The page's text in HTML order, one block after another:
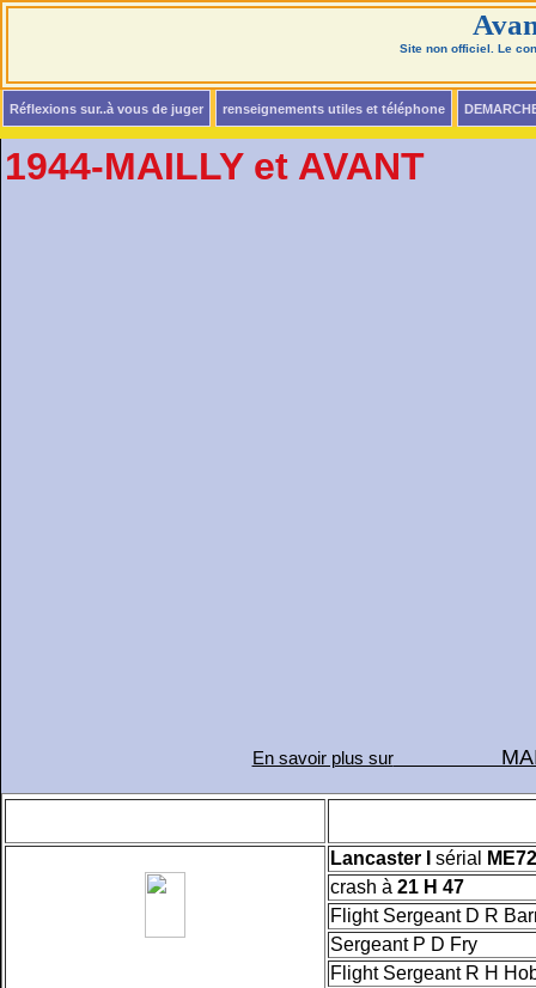
Site non officiel. Le
Réflexions sur..à vous de juger renseignements utiles et téléphone
1944-MAILLY et AVANT
En savoir plus surMAILLY
Lancaster I sérial
crash à 21 H 47
Flight Sergeant D R
Sergeant P D
Flight Sergeant R